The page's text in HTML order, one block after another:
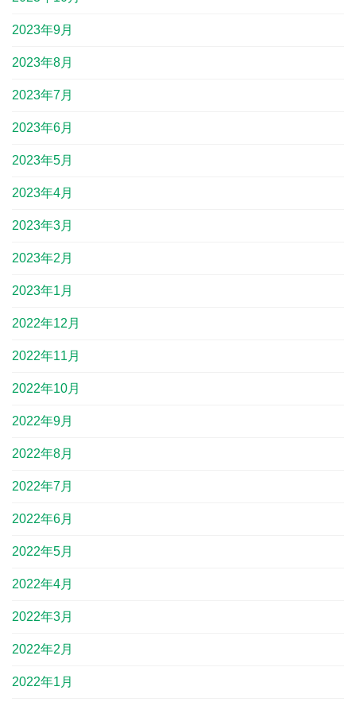
2023年9月
2023年8月
2023年7月
2023年6月
2023年5月
2023年4月
2023年3月
2023年2月
2023年1月
2022年12月
2022年11月
2022年10月
2022年9月
2022年8月
2022年7月
2022年6月
2022年5月
2022年4月
2022年3月
2022年2月
2022年1月